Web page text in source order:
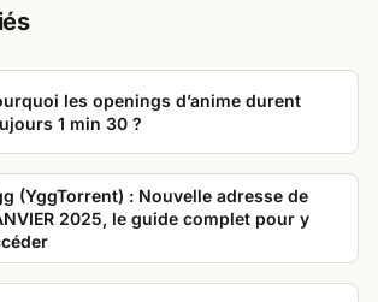
les openings d’anime durent
1 min 30 ?
(YggTorrent) : Nouvelle adresse de
2025, le guide complet pour y